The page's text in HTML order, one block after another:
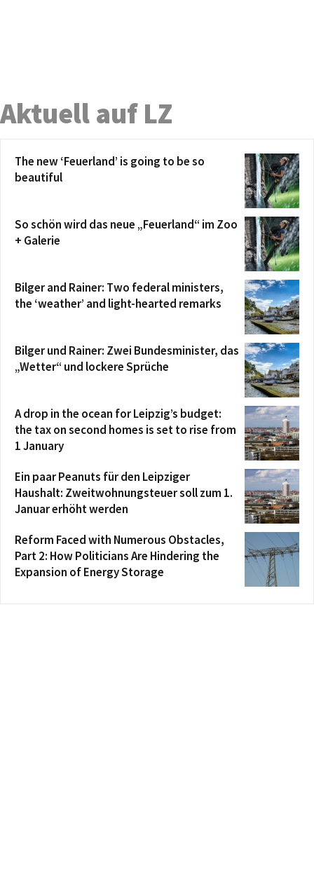
Aktuell auf LZ
The new ‘Feuerland’ is going to be so
beautiful
So schön wird das neue „Feuerland“ im Zoo
+ Galerie
Bilger and Rainer: Two federal ministers,
the ‘weather’ and light-hearted remarks
Bilger und Rainer: Zwei Bundesminister, das
„Wetter“ und lockere Sprüche
A drop in the ocean for Leipzig’s budget:
the tax on second homes is set to rise from
1 January
Ein paar Peanuts für den Leipziger
Haushalt: Zweitwohnungsteuer soll zum 1.
Januar erhöht werden
Reform Faced with Numerous Obstacles,
Part 2: How Politicians Are Hindering the
Expansion of Energy Storage